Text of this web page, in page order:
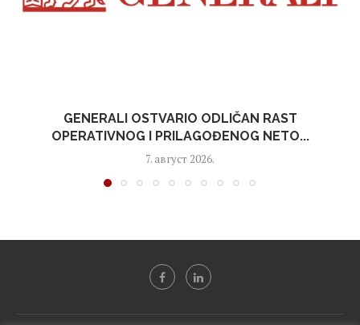
GENERALI OSTVARIO ODLIČAN RAST
OPERATIVNOG I PRILAGOĐENOG NETO...
7. август 2026.